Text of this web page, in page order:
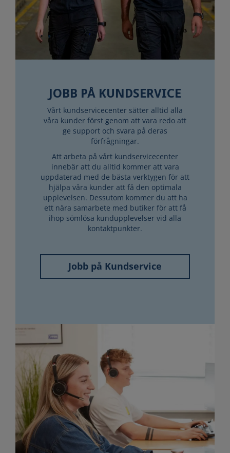
JOBB PÅ KUNDSERVICE
Vårt kundservicecenter sätter alltid alla
våra kunder först genom att vara redo att
ge support och svara på deras
förfrågningar.
Att arbeta på vårt kundservicecenter
innebär att du alltid kommer att vara
uppdaterad med de bästa verktygen för att
hjälpa våra kunder att få den optimala
upplevelsen. Dessutom kommer du att ha
ett nära samarbete med butiker för att få
ihop sömlösa kundupplevelser vid alla
kontaktpunkter.
Jobb på Kundservice